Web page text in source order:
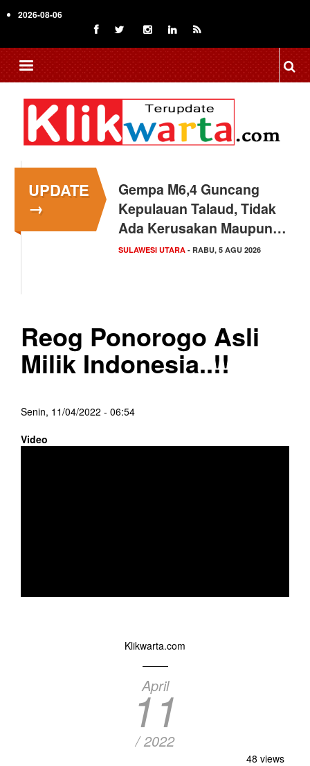
to
content
2026-08-06
UPDATE
→
Gempa M6,4 Guncang
Kepulauan Talaud, Tidak
Ada Kerusakan Maupun…
SULAWESI UTARA - RABU, 5 AGU 2026
Reog Ponorogo Asli
Milik Indonesia..!!
Senin, 11/04/2022 - 06:54
Video
Klikwarta.com
April
11
/ 2022
48 views